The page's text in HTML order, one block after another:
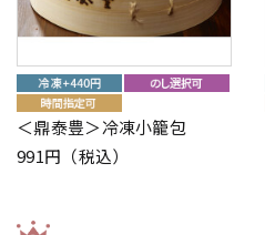
＜鼎泰豊＞冷凍小籠包
991円（税込）